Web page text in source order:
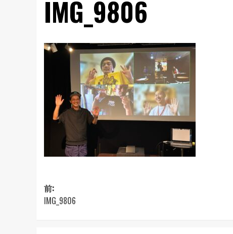
IMG_9806
投
稿
前:
IMG_9806